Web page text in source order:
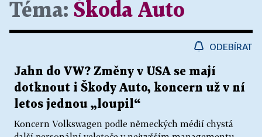
Téma: Škoda Auto
ODEBÍRAT
Jahn do VW? Změny v USA se mají
dotknout i Škody Auto, koncern už v ní
letos jednou „loupil“
Koncern Volkswagen podle německých médií chystá